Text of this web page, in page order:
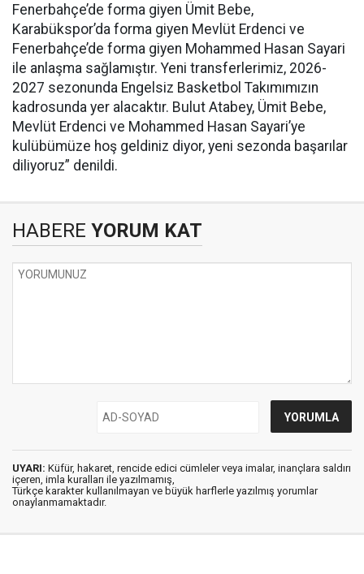
Fenerbahçe’de forma giyen Ümit Bebe,
Karabükspor’da forma giyen Mevlüt Erdenci ve
Fenerbahçe’de forma giyen Mohammed Hasan Sayari
ile anlaşma sağlamıştır. Yeni transferlerimiz, 2026-
2027 sezonunda Engelsiz Basketbol Takımımızın
kadrosunda yer alacaktır. Bulut Atabey, Ümit Bebe,
Mevlüt Erdenci ve Mohammed Hasan Sayari’ye
kulübümüze hoş geldiniz diyor, yeni sezonda başarılar
diliyoruz” denildi.
HABERE YORUM KAT
UYARI: Küfür, hakaret, rencide edici cümleler veya imalar, inançlara saldırı
içeren, imla kuralları ile yazılmamış,
Türkçe karakter kullanılmayan ve büyük harflerle yazılmış yorumlar
onaylanmamaktadır.